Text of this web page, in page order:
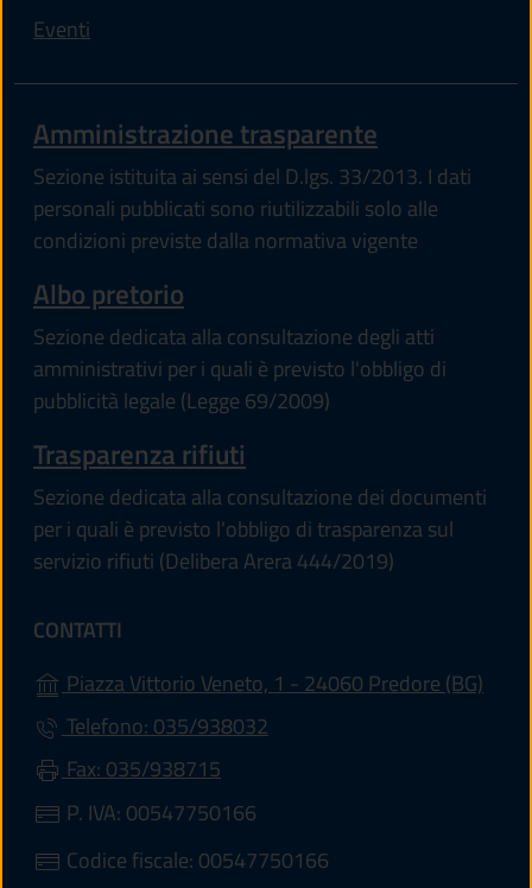
Eventi
Amministrazione trasparente
Sezione istituita ai sensi del D.lgs. 33/2013. I dati
personali pubblicati sono riutilizzabili solo alle
condizioni previste dalla normativa vigente
Albo pretorio
Sezione dedicata alla consultazione degli atti
amministrativi per i quali è previsto l'obbligo di
pubblicità legale (Legge 69/2009)
Trasparenza rifiuti
Sezione dedicata alla consultazione dei documenti
per i quali è previsto l'obbligo di trasparenza sul
servizio rifiuti (Delibera Arera 444/2019)
CONTATTI
Piazza Vittorio Veneto, 1 - 24060 Predore (BG)
Telefono: 035/938032
Fax: 035/938715
P. IVA: 00547750166
Codice fiscale: 00547750166